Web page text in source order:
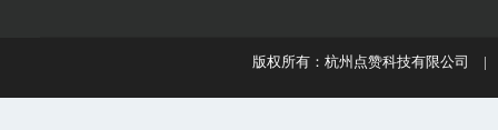
版权所有：杭州点赞科技有限公司